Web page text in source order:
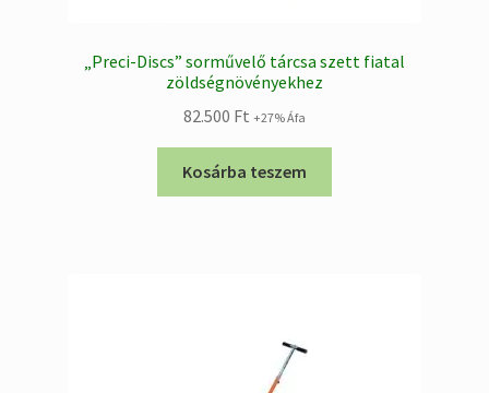
„Preci-Discs” sorművelő tárcsa szett fiatal
zöldségnövényekhez
82.500 Ft +27% Áfa
Kosárba teszem